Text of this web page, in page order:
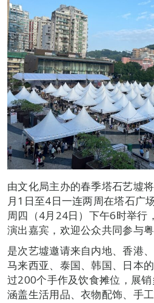
由文化局主办的春季塔石艺墟
月1日至4日一连两周在塔石广
周四（4月24日）下午6时举行
演出嘉宾，欢迎公众共同参与
是次艺墟邀请来自内地、香港
马来西亚、泰国、韩国、日本
过200个手作及饮食摊位，展销
涵盖生活用品、衣物配饰、手